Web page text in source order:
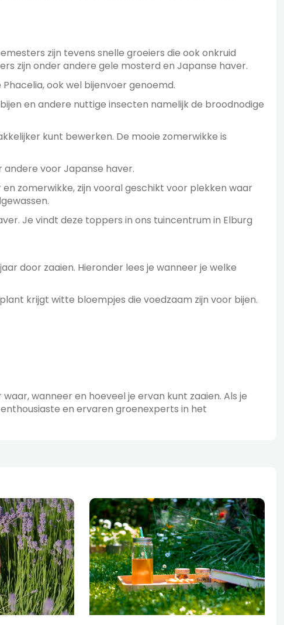
zijn tevens snelle groeiers die ook onkruid
zijn onder andere gele mosterd en Japanse haver.
ook wel bijenvoer genoemd.
en andere nuttige insecten namelijk de broodnodige
kunt bewerken. De mooie zomerwikke is
voor Japanse haver.
zomerwikke, zijn vooral geschikt voor plekken waar
Je vindt deze toppers in ons tuincentrum in Elburg
door zaaien. Hieronder lees je wanneer je welke
krijgt witte bloempjes die voedzaam zijn voor bijen.
wanneer en hoeveel je ervan kunt zaaien. Als je
en ervaren groenexperts in het